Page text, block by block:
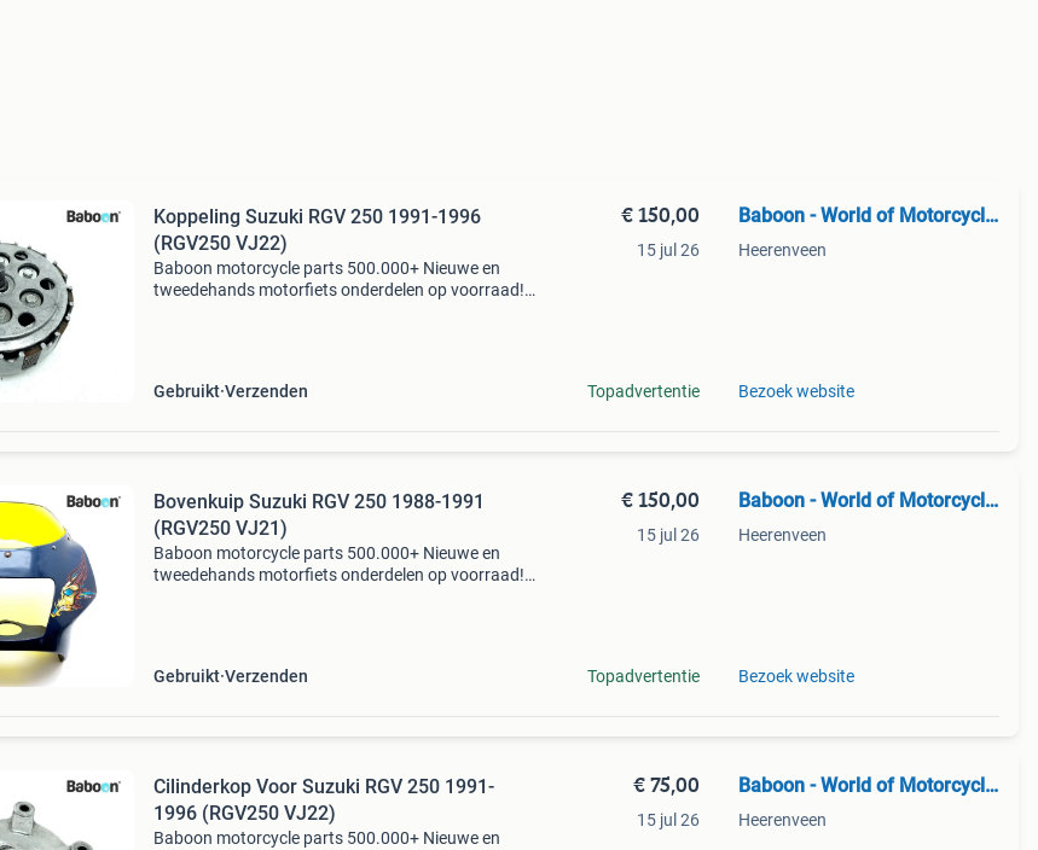
Koppeling Suzuki RGV 250 1991-1996
(RGV250 VJ22)
Baboon motorcycle parts 500.000+ Nieuwe en
tweedehands motorfiets onderdelen op voorraad!
Gebruikt Verzenden
€ 150,00
15 jul 26
Topadvertentie
Baboon - World of Motorcycle Parts
Heerenveen
Bezoek website
Bovenkuip Suzuki RGV 250 1988-1991
(RGV250 VJ21)
Baboon motorcycle parts 500.000+ Nieuwe en
tweedehands motorfiets onderdelen op voorraad!
Gebruikt Verzenden
€ 150,00
15 jul 26
Topadvertentie
Baboon - World of Motorcycle Parts
Heerenveen
Bezoek website
Cilinderkop Voor Suzuki RGV 250 1991-
1996 (RGV250 VJ22)
Baboon motorcycle parts 500.000+ Nieuwe en
€ 75,00
15 jul 26
Baboon - World of Motorcycle Parts
Heerenveen